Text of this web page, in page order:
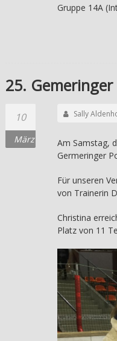
Gruppe 14A
25. Gemeringer
10
März
Sally
Am Samstag,
Germeringer
Für unseren
von Trainerin
Christina
Platz von 11